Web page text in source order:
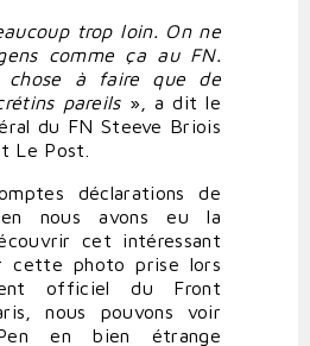
trop loin. On ne
comme ça au FN.
chose à faire que de
pareils », a dit le
du FN Steeve Briois
Le Post.
déclarations de
nous avons eu la
cet intéressant
cette photo prise lors
officiel du Front
nous pouvons voir
en bien étrange